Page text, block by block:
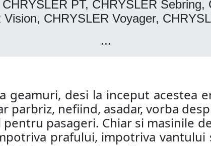
PT, CHRYSLER
Vision, CHRYSLER Voyager,
...
desi la inceput acestea
parbriz, nefiind, asadar, vorba
pasageri. Chiar si masinile
prafului, impotriva